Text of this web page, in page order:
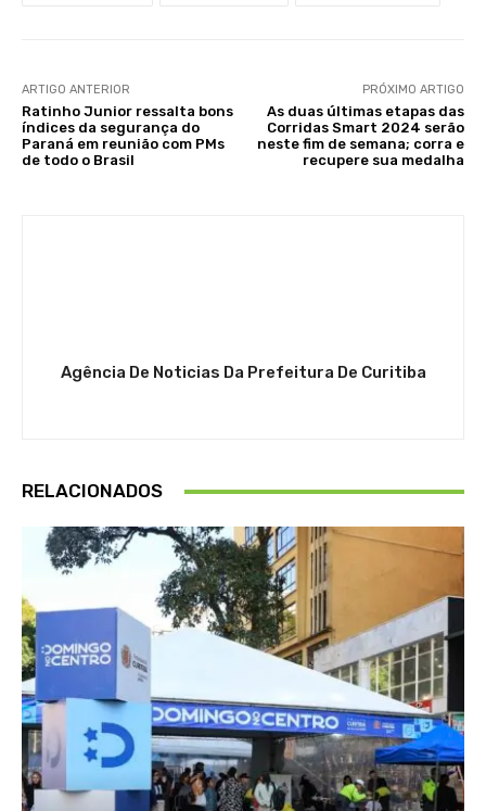
ARTIGO ANTERIOR
Ratinho Junior ressalta bons
índices da segurança do
Paraná em reunião com PMs
de todo o Brasil
PRÓXIMO ARTIGO
As duas últimas etapas das
Corridas Smart 2024 serão
neste fim de semana; corra e
recupere sua medalha
Agência De Noticias Da Prefeitura De Curitiba
RELACIONADOS